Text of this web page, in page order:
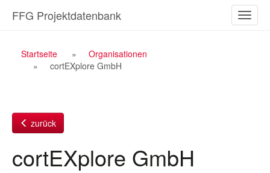
Inhalt
ein-/
FFG Projektdatenbank
Breadcrumb
Navigation
Startseite
Organisationen
cortEXplore GmbH
zurück
cortEXplore GmbH